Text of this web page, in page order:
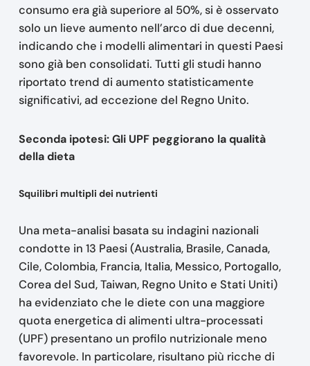
consumo era già superiore al 50%, si è osservato
solo un lieve aumento nell’arco di due decenni,
indicando che i modelli alimentari in questi Paesi
sono già ben consolidati. Tutti gli studi hanno
riportato trend di aumento statisticamente
significativi, ad eccezione del Regno Unito.
Seconda ipotesi: Gli UPF peggiorano la qualità
della dieta
Squilibri multipli dei nutrienti
Una meta-analisi basata su indagini nazionali
condotte in 13 Paesi (Australia, Brasile, Canada,
Cile, Colombia, Francia, Italia, Messico, Portogallo,
Corea del Sud, Taiwan, Regno Unito e Stati Uniti)
ha evidenziato che le diete con una maggiore
quota energetica di alimenti ultra-processati
(UPF) presentano un profilo nutrizionale meno
favorevole. In particolare, risultano più ricche di